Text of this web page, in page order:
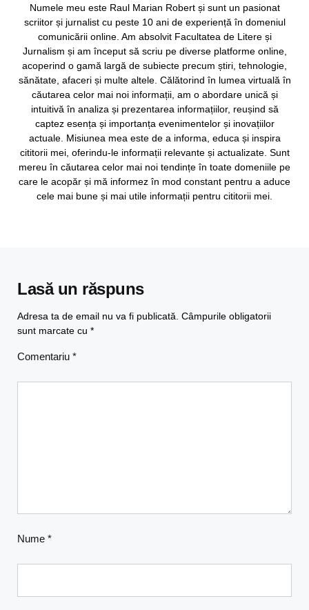
Numele meu este Raul Marian Robert și sunt un pasionat
scriitor și jurnalist cu peste 10 ani de experiență în domeniul
comunicării online. Am absolvit Facultatea de Litere și
Jurnalism și am început să scriu pe diverse platforme online,
acoperind o gamă largă de subiecte precum știri, tehnologie,
sănătate, afaceri și multe altele. Călătorind în lumea virtuală în
căutarea celor mai noi informații, am o abordare unică și
intuitivă în analiza și prezentarea informațiilor, reușind să
captez esența și importanța evenimentelor și inovațiilor
actuale. Misiunea mea este de a informa, educa și inspira
cititorii mei, oferindu-le informații relevante și actualizate. Sunt
mereu în căutarea celor mai noi tendințe în toate domeniile pe
care le acopăr și mă informez în mod constant pentru a aduce
cele mai bune și mai utile informații pentru cititorii mei.
Lasă un răspuns
Adresa ta de email nu va fi publicată. Câmpurile obligatorii
sunt marcate cu *
Comentariu *
Nume *